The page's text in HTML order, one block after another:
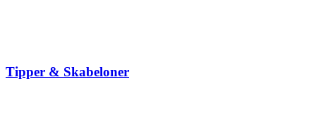
Tipper & Skabeloner